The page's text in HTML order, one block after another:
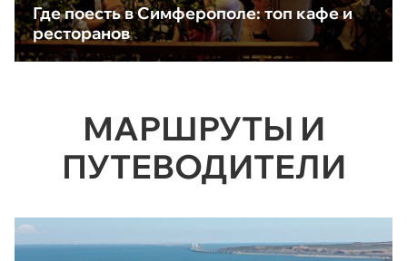
Где поесть в Симферополе: топ кафе и
ресторанов
МАРШРУТЫ И
ПУТЕВОДИТЕЛИ